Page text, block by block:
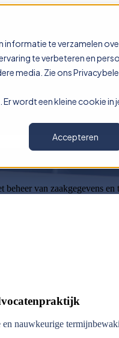
te verzamelen
te verbeteren en
media. Zie ons
wordt een kleine cookie
Accepteren
Digitaal
van zaakgegevens
nauwkeurige